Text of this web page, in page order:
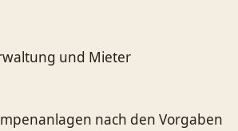
und Mieter
nach den Vorgaben